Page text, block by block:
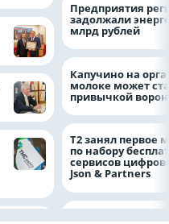
Предприятия
задолжали
млрд рублей
Капучино на
молоке может
привычкой
Т2 занял первое
по набору
сервисов
Json & Partners